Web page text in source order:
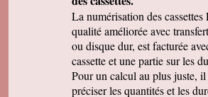
avoir effectué ce travail délicat .
les disquettes et suis pour ma
pense que mon fils sera très
retrouver de tels souvenirs. Merci
pour la rapidité du traitement de
Très cordialement.
Michel J.
Bonjour merci de votre
La numérisation des cassettes
qualité améliorée avec
ou disque dur, est facturée
cassette et une partie sur les
Pour un calcul au plus juste,
préciser les quantités et les